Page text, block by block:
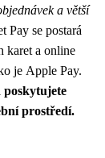
a větší
Pay se postará
karet a online
je Apple Pay.
poskytujete
prostředí.